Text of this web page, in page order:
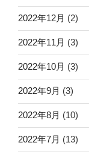
2022年12月 (2)
2022年11月 (3)
2022年10月 (3)
2022年9月 (3)
2022年8月 (10)
2022年7月 (13)